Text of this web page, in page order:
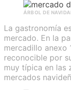
ÁRBOL DE
La gastronomía
mercado. En la
mercadillo anexo
reconocible por
muy típica en las
mercados